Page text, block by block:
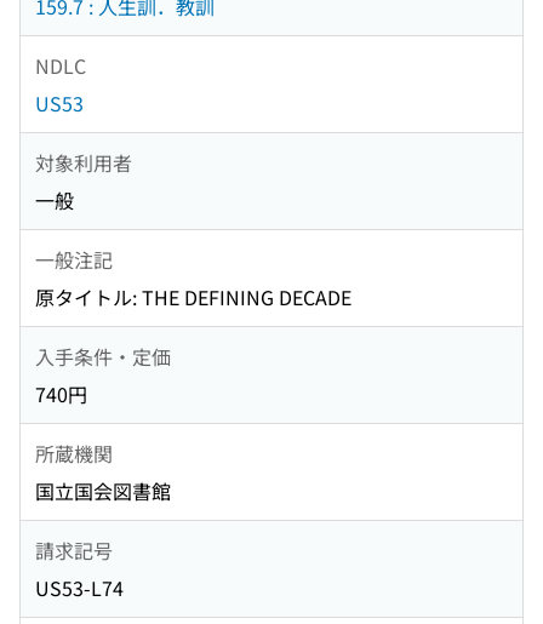
159.7 : 人生訓．教訓
NDLC
US53
対象利用者
一般
一般注記
原タイトル: THE DEFINING DECADE
入手条件・定価
740円
所蔵機関
国立国会図書館
請求記号
US53-L74